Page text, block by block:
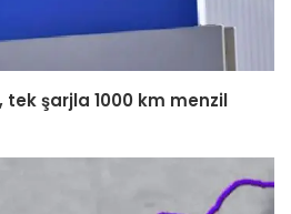
tek şarjla 1000 km menzil